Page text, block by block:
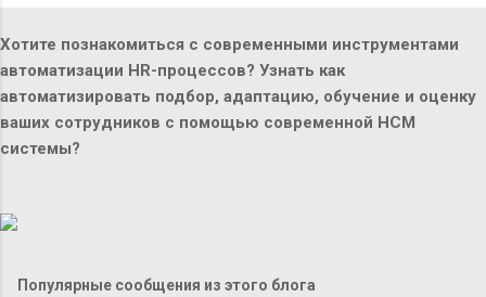
Хотите познакомиться с современными инструментами
автоматизации HR-процессов? Узнать как
автоматизировать подбор, адаптацию, обучение и оценку
ваших сотрудников с помощью современной HCM
системы?
Популярные сообщения из этого блога